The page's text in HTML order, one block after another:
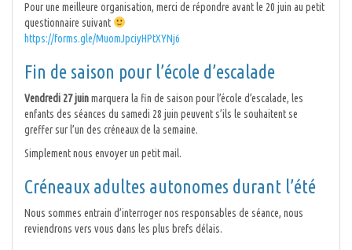
Pour une meilleure organisation, merci de répondre avant le 20 juin au petit
questionnaire suivant
https://forms.gle/MuomJpciyHPtXYNj6
Fin de saison pour l’école d’escalade
Vendredi 27 juinmarquera la fin de saison pour l’école d’escalade, les
enfants des séances du samedi 28 juin peuvent s’ils le souhaitent se
greffer sur l’un des créneaux de la semaine.
Simplement nous envoyer un petit mail.
Créneaux adultes autonomes durant l’été
Nous sommes entrain d’interroger nos responsables de séance, nous
reviendrons vers vous dans les plus brefs délais.